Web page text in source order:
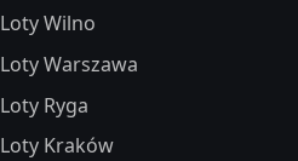
Loty Wilno
Loty Warszawa
Loty Ryga
Loty Kraków